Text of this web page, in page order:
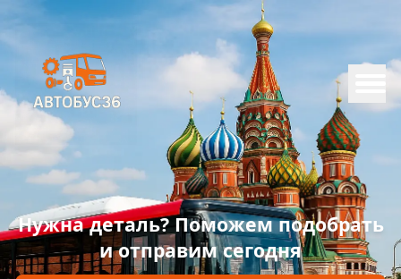
Нужна деталь? Поможем подобрать
и отправим сегодня
Меню
Главная
Каталог
Марки
Информация